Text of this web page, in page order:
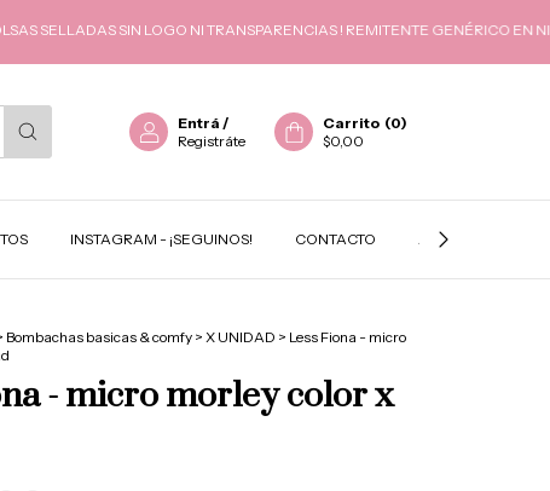
SIN LOGO NI TRANSPARENCIAS ! REMITENTE GENÉRICO EN NINGÚN
Entrá /
Registráte
Carrito (0)
$0,00
INSTAGRAM - ¡SEGUINOS! CONTACTO ACADEMIA GEMA
Bombachas basicas & comfy > X UNIDAD > Less Fiona - micro
- micro morley color x